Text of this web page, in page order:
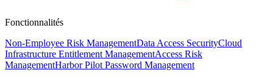
Fonctionnalités
Non-Employee Risk ManagementData Access SecurityCloud
Infrastructure Entitlement ManagementAccess Risk
ManagementHarbor Pilot Password Management